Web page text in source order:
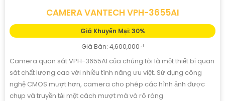
CAMERA VANTECH VPH-3655AI
Giá Khuyến Mại: 30%
Giá Bán: 4,600,000 ₫
Camera quan sát VPH-3655AI của chúng tôi là một thiết bị quan
sát chất lượng cao với nhiều tính năng ưu việt. Sử dụng công
nghệ CMOS mượt hơn, camera cho phép các hình ảnh được
chụp và truyền tải một cách mượt mà và rõ ràng